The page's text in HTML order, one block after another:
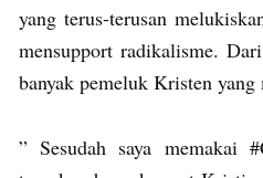
yang terus-terusan
mensupport radikalisme.
banyak pemeluk Kristen yang
” Sesudah saya memakai